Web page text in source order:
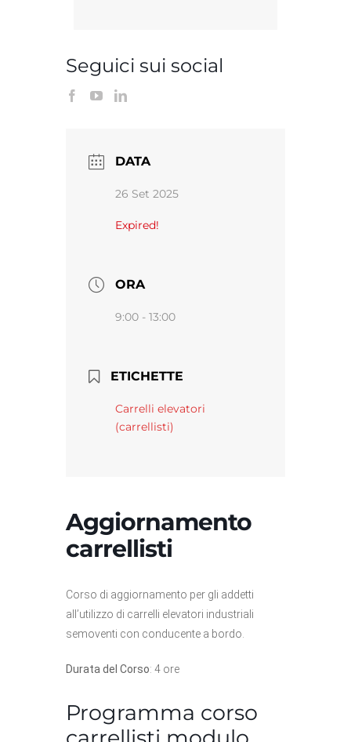
Seguici sui social
DATA
26 Set 2025
Expired!
ORA
9:00 - 13:00
ETICHETTE
Carrelli elevatori
(carrellisti)
Aggiornamento
carrellisti
Corso di aggiornamento per gli addetti
all’utilizzo di carrelli elevatori industriali
semoventi con conducente a bordo.
Durata del Corso: 4 ore
Programma corso